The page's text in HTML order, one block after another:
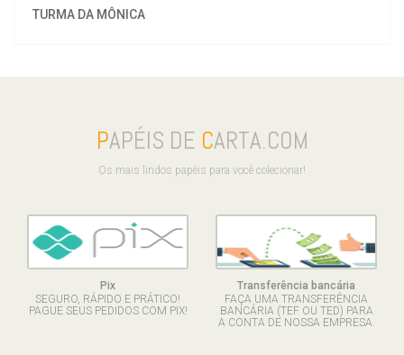
TURMA DA MÔNICA
PAPÉIS DE CARTA.COM
Os mais lindos papéis para você colecionar!
Pix
SEGURO, RÁPIDO E PRÁTICO!
PAGUE SEUS PEDIDOS COM PIX!
Transferência bancária
FAÇA UMA TRANSFERÊNCIA
BANCÁRIA (TEF OU TED) PARA
A CONTA DE NOSSA EMPRESA.